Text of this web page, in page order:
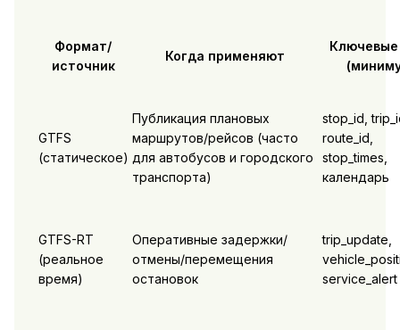
Формат/
источник
Когда применяют
Ключевые
GTFS
(статическое)
Публикация плановых
маршрутов/рейсов (часто
для автобусов и городского
транспорта)
stop_id,
route_id,
stop_times,
календарь
GTFS-RT
(реальное
время)
Оперативные задержки/
отмены/перемещения
остановок
trip_update,
service_alert